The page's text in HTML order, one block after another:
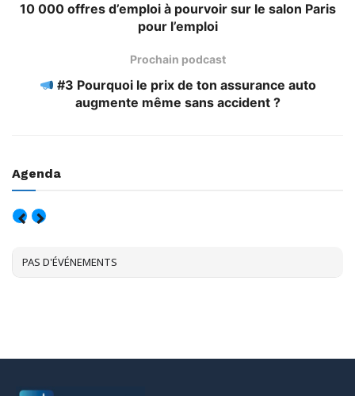
10 000 offres d’emploi à pourvoir sur le salon Paris
pour l’emploi
Prochain podcast
#3 Pourquoi le prix de ton assurance auto
augmente même sans accident ?
Agenda
PAS D'ÉVÉNEMENTS